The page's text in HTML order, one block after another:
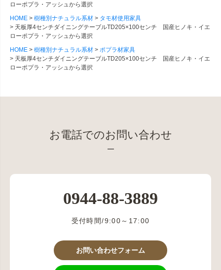
ローポプラ・アッシュから選択
HOME
樹種別ナチュラル系材
タモ材使用家具
天板厚4センチダイニングテーブルTD205×100センチ 国産ヒノキ・イエ
ローポプラ・アッシュから選択
HOME
樹種別ナチュラル系材
ポプラ材家具
天板厚4センチダイニングテーブルTD205×100センチ 国産ヒノキ・イエ
ローポプラ・アッシュから選択
お電話でのお問い合わせ
0944-88-3889
受付時間/9:00～17:00
お問い合わせフォーム